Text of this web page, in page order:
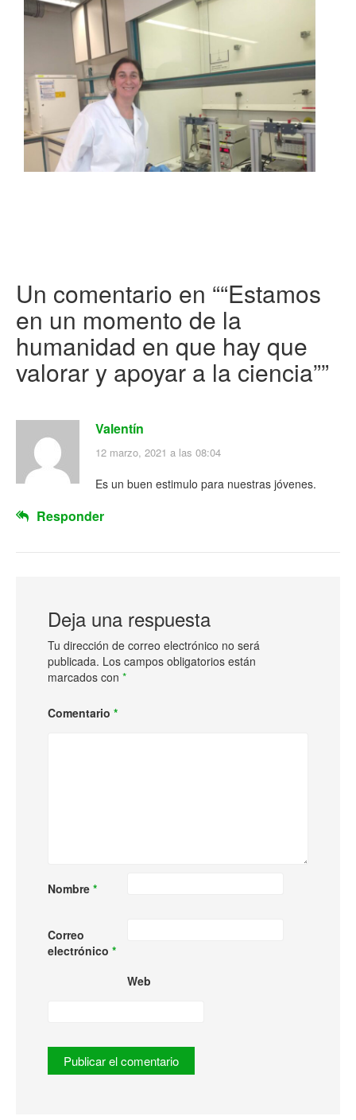
Un comentario en ““Estamos
en un momento de la
humanidad en que hay que
valorar y apoyar a la ciencia””
Valentín
12 marzo, 2021 a las 08:04
Es un buen estimulo para nuestras jóvenes.
Responder
Deja una respuesta
Tu dirección de correo electrónico no será
publicada. Los campos obligatorios están
marcados con *
Comentario *
Nombre *
Correo
electrónico *
Web